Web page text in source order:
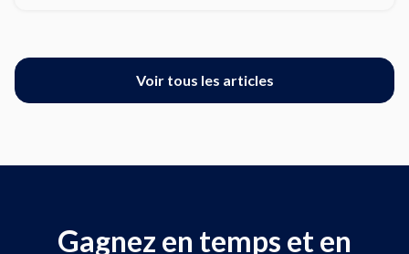
Voir tous les articles
Gagnez en temps et en